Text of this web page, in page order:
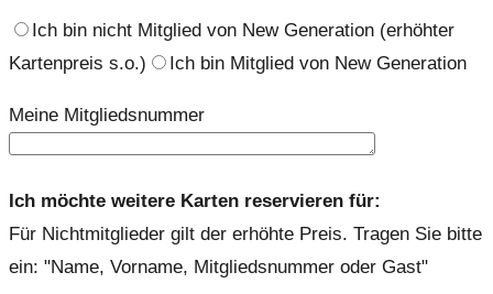
Ich bin nicht Mitglied von New Generation (erhöhter
Kartenpreis s.o.)
Ich bin Mitglied von New Generation
Meine Mitgliedsnummer
Ich möchte weitere Karten reservieren für:
Für Nichtmitglieder gilt der erhöhte Preis. Tragen Sie bitte
ein: "Name, Vorname, Mitgliedsnummer oder Gast"